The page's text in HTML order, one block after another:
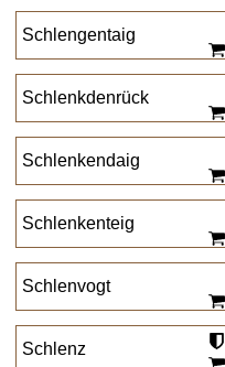
Schlengentaig
Schlenkdenrück
Schlenkendaig
Schlenkenteig
Schlenvogt
Schlenz